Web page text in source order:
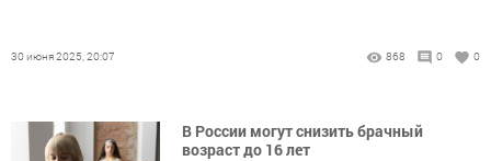
30 июня 2025, 20:07 868 0 0
В России могут снизить брачный
возраст до 16 лет